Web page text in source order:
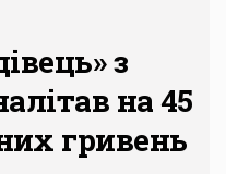
з
на 45
гривень